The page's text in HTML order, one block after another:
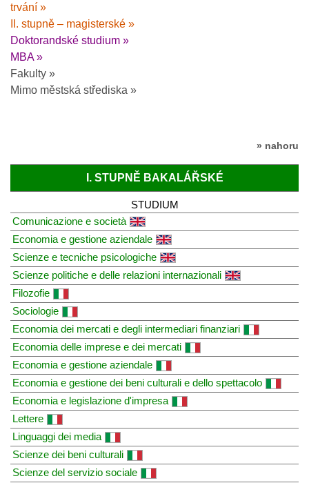
trvání »
II. stupně – magisterské »
Doktorandské studium »
MBA »
Fakulty »
Mimo městská střediska »
» nahoru
I. STUPNĚ BAKALÁŘSKÉ
STUDIUM
Comunicazione e società
Economia e gestione aziendale
Scienze e tecniche psicologiche
Scienze politiche e delle relazioni internazionali
Filozofie
Sociologie
Economia dei mercati e degli intermediari finanziari
Economia delle imprese e dei mercati
Economia e gestione aziendale
Economia e gestione dei beni culturali e dello spettacolo
Economia e legislazione d'impresa
Lettere
Linguaggi dei media
Scienze dei beni culturali
Scienze del servizio sociale